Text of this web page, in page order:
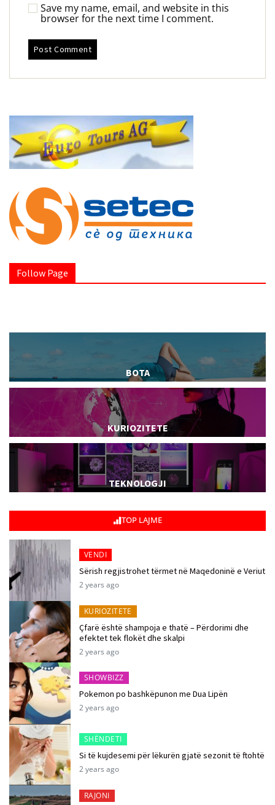
Save my name, email, and website in this
browser for the next time I comment.
Follow Page
BOTA
KURIOZITETE
TEKNOLOGJI
TOP LAJME
VENDI
Sërish regjistrohet tërmet në Maqedoninë e Veriut
2 years ago
KURIOZITETE
Çfarë është shampoja e thatë – Përdorimi dhe
efektet tek flokët dhe skalpi
2 years ago
SHOWBIZZ
Pokemon po bashkëpunon me Dua Lipën
2 years ago
SHËNDETI
Si të kujdesemi për lëkurën gjatë sezonit të ftohtë
2 years ago
RAJONI